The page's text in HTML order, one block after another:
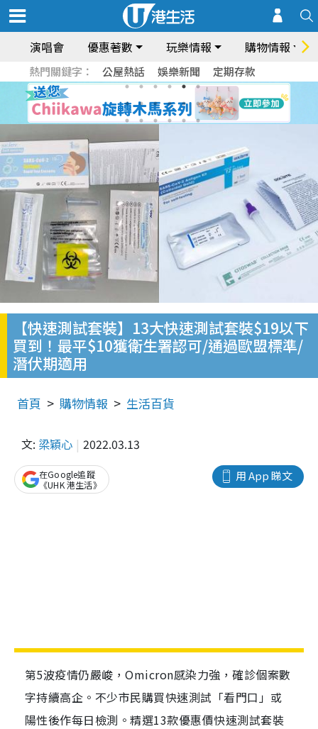
演唱會 優惠著數 玩樂情報 購物情報
熱門關鍵字： 公屋熱話 娛樂新聞 定期存款
【快速測試套裝】13大快速測試套裝$19以下
買到！最平$10獲衛生署認可/通過歐盟標準/
潛伏期適用
首頁 購物情報 生活百貨
文: 梁穎心 2022.03.13
用 App 睇文
在Google追蹤
《UHK 港生活》
第5波疫情仍嚴峻，Omicron感染力強，確診個案數
字持續高企。不少市民購買快速測試「看門口」或
陽性後作每日檢測。精選13款優惠價快速測試套裝